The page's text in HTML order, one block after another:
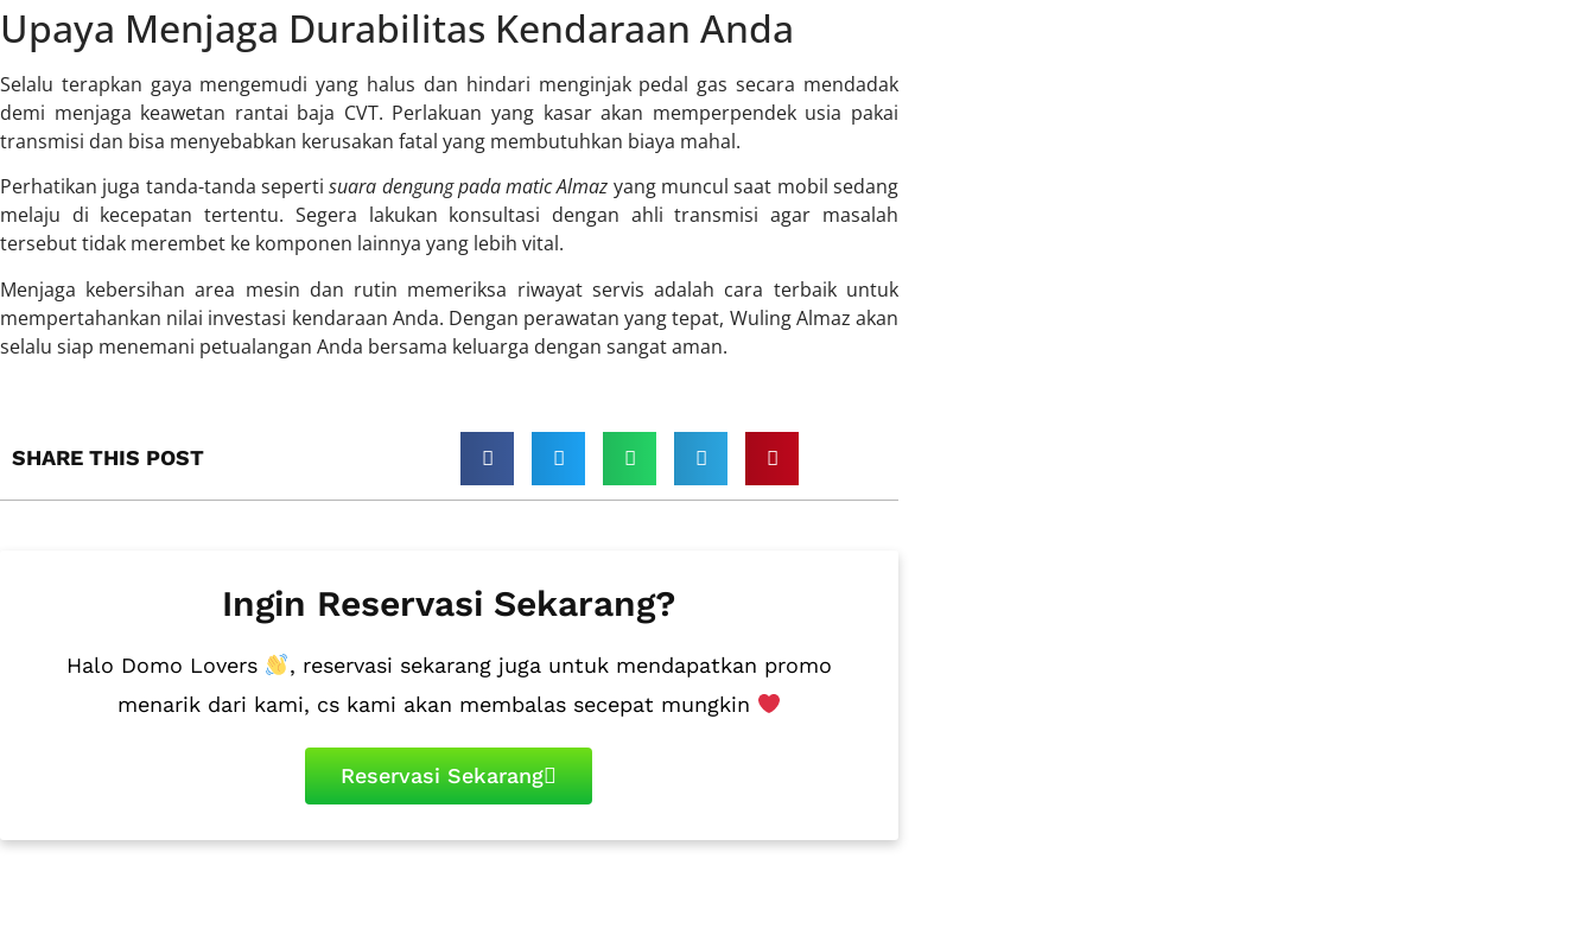
Upaya Menjaga Durabilitas Kendaraan Anda
Selalu terapkan gaya mengemudi yang halus dan hindari menginjak pedal gas secara mendadak
demi menjaga keawetan rantai baja CVT. Perlakuan yang kasar akan memperpendek usia pakai
transmisi dan bisa menyebabkan kerusakan fatal yang membutuhkan biaya mahal.
Perhatikan juga tanda-tanda sepertisuara dengung pada matic Almaz yang muncul saat mobil sedang
melaju di kecepatan tertentu. Segera lakukan konsultasi dengan ahli transmisi agar masalah
tersebut tidak merembet ke komponen lainnya yang lebih vital.
Menjaga kebersihan area mesin dan rutin memeriksa riwayat servis adalah cara terbaik untuk
mempertahankan nilai investasi kendaraan Anda. Dengan perawatan yang tepat, Wuling Almaz akan
selalu siap menemani petualangan Anda bersama keluarga dengan sangat aman.
SHARE THIS POST​
Ingin Reservasi Sekarang?
Halo Domo Lovers
, reservasi sekarang juga untuk mendapatkan promo
menarik dari kami, cs kami akan membalas secepat mungkin
Reservasi Sekarang